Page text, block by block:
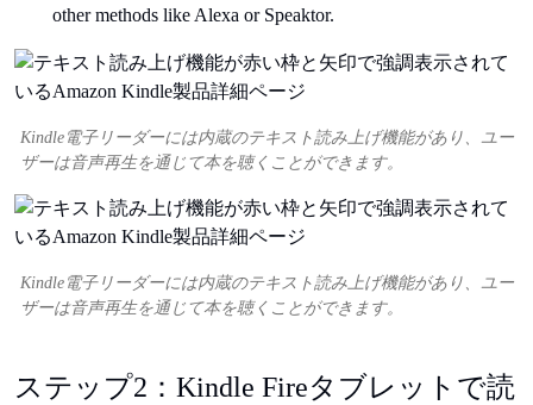
other methods like Alexa or Speaktor.
Kindle電子リーダーには内蔵のテキスト読み上げ機能があり、ユー
ザーは音声再生を通じて本を聴くことができます。
Kindle電子リーダーには内蔵のテキスト読み上げ機能があり、ユー
ザーは音声再生を通じて本を聴くことができます。
ステップ2：Kindle Fireタブレットで読